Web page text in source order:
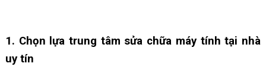
1. Chọn lựa trung tâm sửa chữa máy tính tại nhà
uy tín